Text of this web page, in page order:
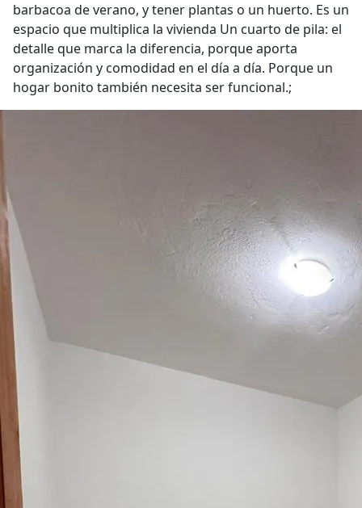
barbacoa de verano, y tener plantas o un huerto. Es un
espacio que multiplica la vivienda Un cuarto de pila: el
detalle que marca la diferencia, porque aporta
organización y comodidad en el día a día. Porque un
hogar bonito también necesita ser funcional.;